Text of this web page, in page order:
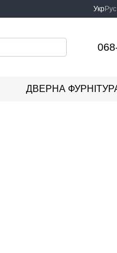
УкрРус
ДВЕРНА